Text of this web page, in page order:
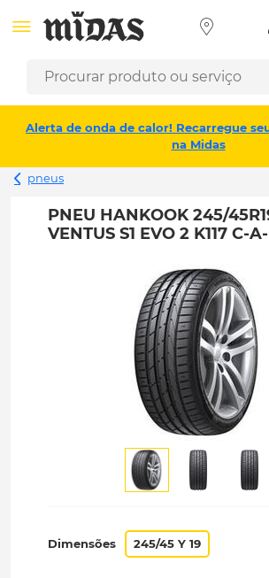
Alerta de onda de calor! Recarregue
na Midas
pneus
PNEU HANKOOK 245/
VENTUS S1 EVO 2 K117 C-
Dimensões 245/45 Y 19